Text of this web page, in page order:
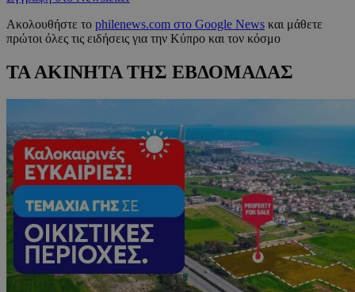
Ακολουθήστε το philenews.com στο Google News και μάθετε
πρώτοι όλες τις ειδήσεις για την Κύπρο και τον κόσμο
ΤΑ ΑΚΙΝΗΤΑ ΤΗΣ ΕΒΔΟΜΑΔΑΣ